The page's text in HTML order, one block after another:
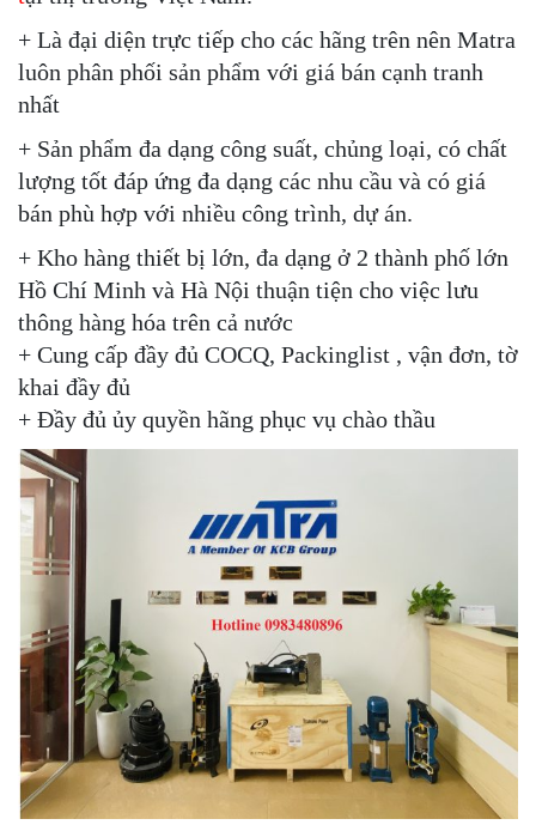
+ Là đại diện trực tiếp cho các hãng trên nên Matra
luôn phân phối sản phẩm với giá bán cạnh tranh
nhất
+ Sản phẩm đa dạng công suất, chủng loại, có chất
lượng tốt đáp ứng đa dạng các nhu cầu và có giá
bán phù hợp với nhiều công trình, dự án.
+ Kho hàng thiết bị lớn, đa dạng ở 2 thành phố lớn
Hồ Chí Minh và Hà Nội thuận tiện cho việc lưu
thông hàng hóa trên cả nước
+ Cung cấp đầy đủ COCQ, Packinglist , vận đơn, tờ
khai đầy đủ
+ Đầy đủ ủy quyền hãng phục vụ chào thầu